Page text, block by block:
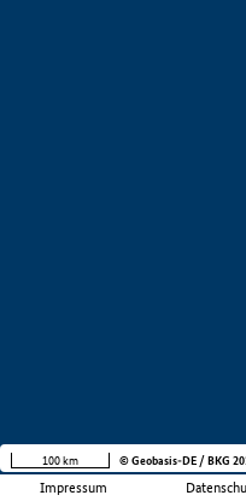
Impressum
100 km © Geobasis-DE / BKG